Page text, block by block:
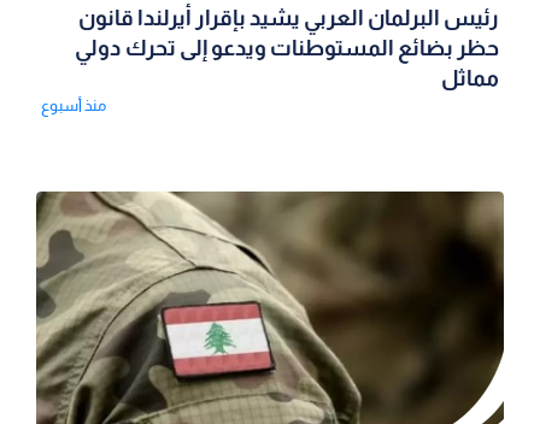
رئيس البرلمان العربي يشيد بإقرار أيرلندا قانون
حظر بضائع المستوطنات ويدعو إلى تحرك دولي
مماثل
منذ أسبوع